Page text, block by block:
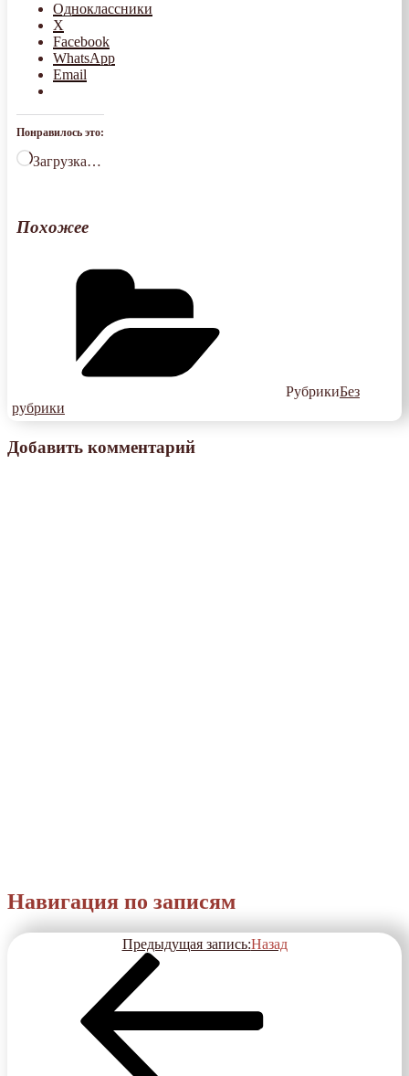
Одноклассники
X
Facebook
WhatsApp
Email
Понравилось это:
Загрузка…
Похожее
РубрикиБез
рубрики
Добавить комментарий
Навигация по записям
Предыдущая запись:Назад